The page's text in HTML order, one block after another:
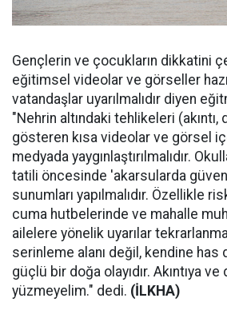
Gençlerin ve çocukların dikkatini
eğitimsel videolar ve görseller
vatandaşlar uyarılmalıdır diyen
"Nehrin altındaki tehlikeleri (akıntı,
gösteren kısa videolar ve görsel
medyada yaygınlaştırılmalıdır.
tatili öncesinde 'akarsularda
sunumları yapılmalıdır. Özellikle
cuma hutbelerinde ve mahalle
ailelere yönelik uyarılar
serinleme alanı değil, kendine has
güçlü bir doğa olayıdır. Akıntıya ve
yüzmeyelim." dedi. (İLKHA)